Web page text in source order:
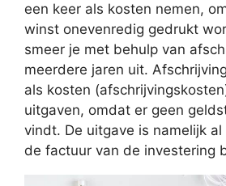
een keer als kosten nemen,
winst onevenredig gedrukt
smeer je met behulp van
meerdere jaren uit.
als kosten
uitgaven, omdat er geen
vindt. De uitgave is namelijk
de factuur van de investering